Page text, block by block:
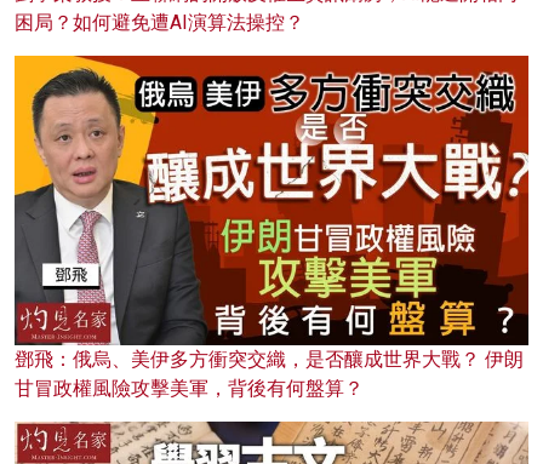
困局？如何避免遭AI演算法操控？
鄧飛：俄烏、美伊多方衝突交織，是否釀成世界大戰？ 伊朗
甘冒政權風險攻擊美軍，背後有何盤算？